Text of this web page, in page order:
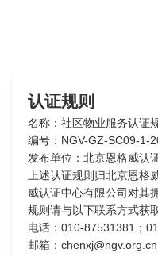
认证规则
名称：社区物业服务认证
编号：NGV-GZ-SC09-1-
发布单位：北京恩格威认
上述认证规则归北京恩
威认证中心有限公司对其
规则请与以下联系方式获
电话：010-87531381；
邮箱：